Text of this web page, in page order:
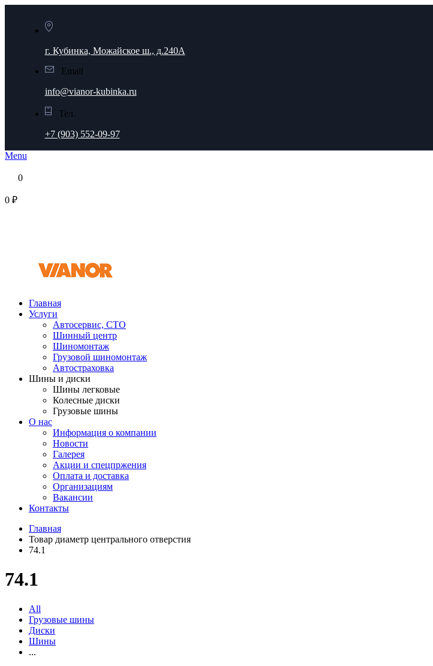
г. Кубинка, Можайское ш., д.240А
Email
info@vianor-kubinka.ru
Тел.
+7 (903) 552-09-97
Menu
0
0 ₽
Главная
Услуги
Автосервис, СТО
Шинный центр
Шиномонтаж
Грузовой шиномонтаж
Автостраховка
Шины и диски
Шины легковые
Колесные диски
Грузовые шины
О нас
Информация о компании
Новости
Галерея
Акции и спецпржения
Оплата и доставка
Организациям
Вакансии
Контакты
Главная
Товар диаметр центрального отверстия
74.1
74.1
All
Грузовые шины
Диски
Шины
...